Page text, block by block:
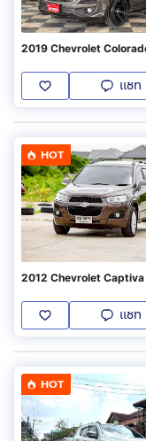
2019 Chevrolet
แชท
HOT
2012 Chevrolet Captiva
แชท
HOT